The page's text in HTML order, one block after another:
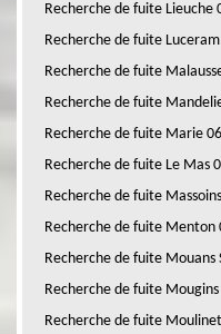
Recherche de fuite Lieuche
Recherche de fuite
Recherche de fuite
Recherche de fuite
Recherche de fuite Marie
Recherche de fuite Le Mas
Recherche de fuite
Recherche de fuite Menton
Recherche de fuite Mouans
Recherche de fuite
Recherche de fuite